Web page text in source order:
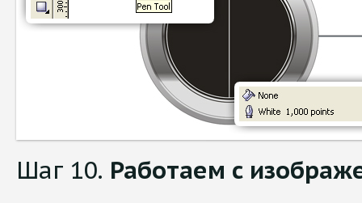
Шаг 10. Работаем с